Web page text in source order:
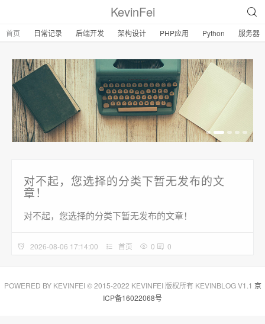
KevinFei
首页 日常记录 后端开发 架构设计 PHP应用 Python 服务器
对不起，您选择的分类下暂无发布的文
章！
对不起，您选择的分类下暂无发布的文章！
2026-08-06 17:14:00 首页 0 0
POWERED BY KEVINFEI © 2015-2022 KEVINFEI 版权所有 KEVINBLOG V1.1 京
ICP备16022068号